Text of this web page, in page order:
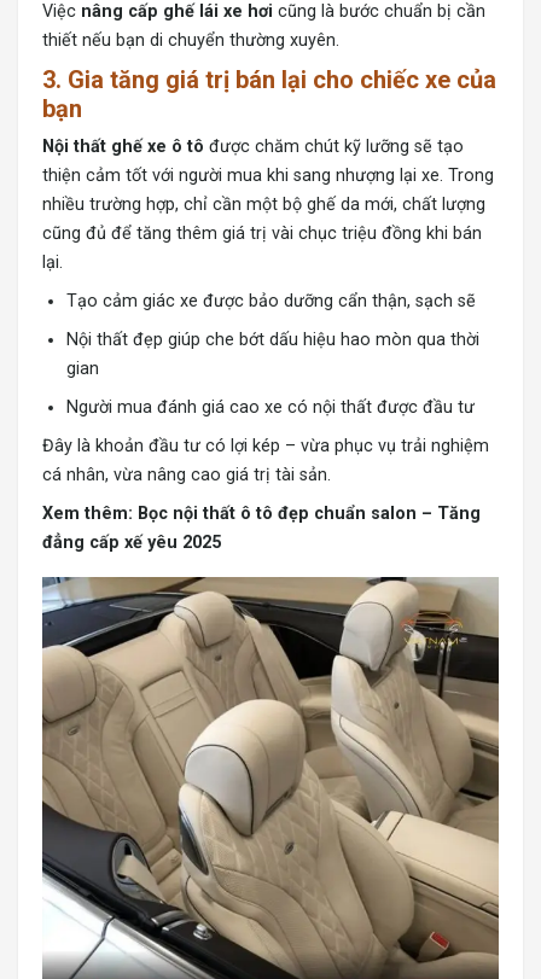
Việc nâng cấp ghế lái xe hơi cũng là bước chuẩn bị cần
thiết nếu bạn di chuyển thường xuyên.
3. Gia tăng giá trị bán lại cho chiếc xe của
bạn
Nội thất ghế xe ô tô được chăm chút kỹ lưỡng sẽ tạo
thiện cảm tốt với người mua khi sang nhượng lại xe. Trong
nhiều trường hợp, chỉ cần một bộ ghế da mới, chất lượng
cũng đủ để tăng thêm giá trị vài chục triệu đồng khi bán
lại.
Tạo cảm giác xe được bảo dưỡng cẩn thận, sạch sẽ
Nội thất đẹp giúp che bớt dấu hiệu hao mòn qua thời
gian
Người mua đánh giá cao xe có nội thất được đầu tư
Đây là khoản đầu tư có lợi kép – vừa phục vụ trải nghiệm
cá nhân, vừa nâng cao giá trị tài sản.
Xem thêm: Bọc nội thất ô tô đẹp chuẩn salon – Tăng
đẳng cấp xế yêu 2025